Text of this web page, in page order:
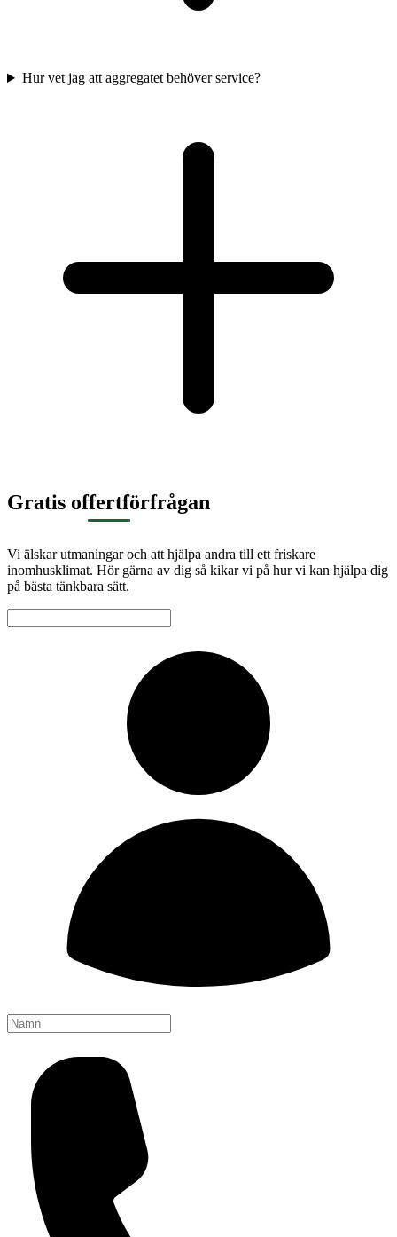
Hur vet jag att aggregatet behöver service?
Gratis offertförfrågan
Vi älskar utmaningar och att hjälpa andra till ett friskare
inomhusklimat. Hör gärna av dig så kikar vi på hur vi kan hjälpa dig
på bästa tänkbara sätt.